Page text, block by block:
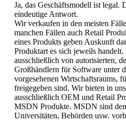
Ja, das Geschäftsmodell ist legal.
eindeutige Antwort.
Wir verkaufen in den meisten
manchen Fällen auch Retail
eines Produkts geben Auskunft
Produktart es sich jeweils
ausschließlich von autorisierten,
Großhändlern für Software unter
vorgesehenen Wirtschaftsraums,
freigegeben sind. Wir bieten in
ausschließlich OEM und Retail
MSDN Produkte. MSDN sind
Universitäten, Behörden usw.